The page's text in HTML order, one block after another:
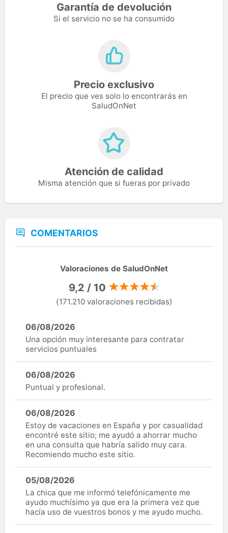
Garantía de devolución
Si el servicio no se ha consumido
Precio exclusivo
El precio que ves solo lo encontrarás en
SaludOnNet
Atención de calidad
Misma atención que si fueras por privado
COMENTARIOS
Valoraciones de SaludOnNet
9,2 / 10
(171.210 valoraciones recibidas)
06/08/2026
Una opción muy interesante para contratar
servicios puntuales
06/08/2026
Puntual y profesional.
06/08/2026
Estoy de vacaciones en España y por casualidad
encontré este sitio; me ayudó a ahorrar mucho
en una consulta que habría salido muy cara.
Recomiendo mucho este sitio.
05/08/2026
La chica que me informó telefónicamente me
ayudo muchísimo ya que era la primera vez que
hacía uso de vuestros bonos y me ayudo mucho.